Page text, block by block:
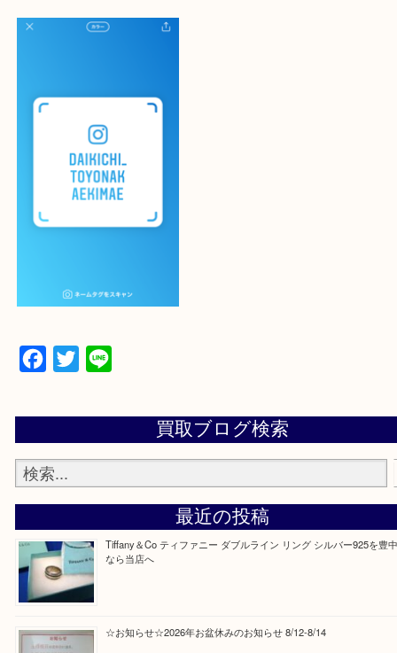
よかったらご登録お願いします！！
登録方法
設定の中にあるネームタグからネームタグをスキ